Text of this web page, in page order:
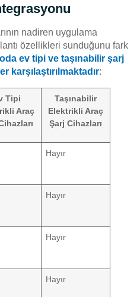
nadiren uygulama
özellikleri sunduğunu fark
ev tipi ve taşınabilir şarj
karşılaştırılmaktadır:
Tipi
Araç
Taşınabilir
Elektrikli Araç
Şarj Cihazları
Hayır
Hayır
Hayır
Hayır